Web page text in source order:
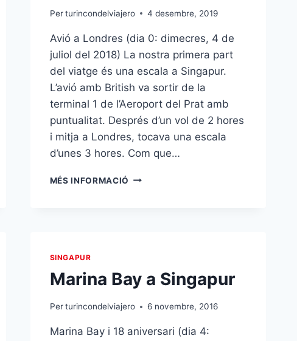
Per turincondelviajero 4 desembre, 2019
Avió a Londres (dia 0: dimecres, 4 de
juliol del 2018) La nostra primera part
del viatge és una escala a Singapur.
L’avió amb British va sortir de la
terminal 1 de l’Aeroport del Prat amb
puntualitat. Després d’un vol de 2 hores
i mitja a Londres, tocava una escala
d’unes 3 hores. Com que…
MÉS INFORMACIÓ ARRIBADA
SINGAPUR
Marina Bay a Singapur
Per turincondelviajero 6 novembre, 2016
Marina Bay i 18 aniversari (dia 4: